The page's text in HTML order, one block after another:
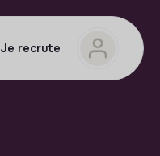
Je recrute